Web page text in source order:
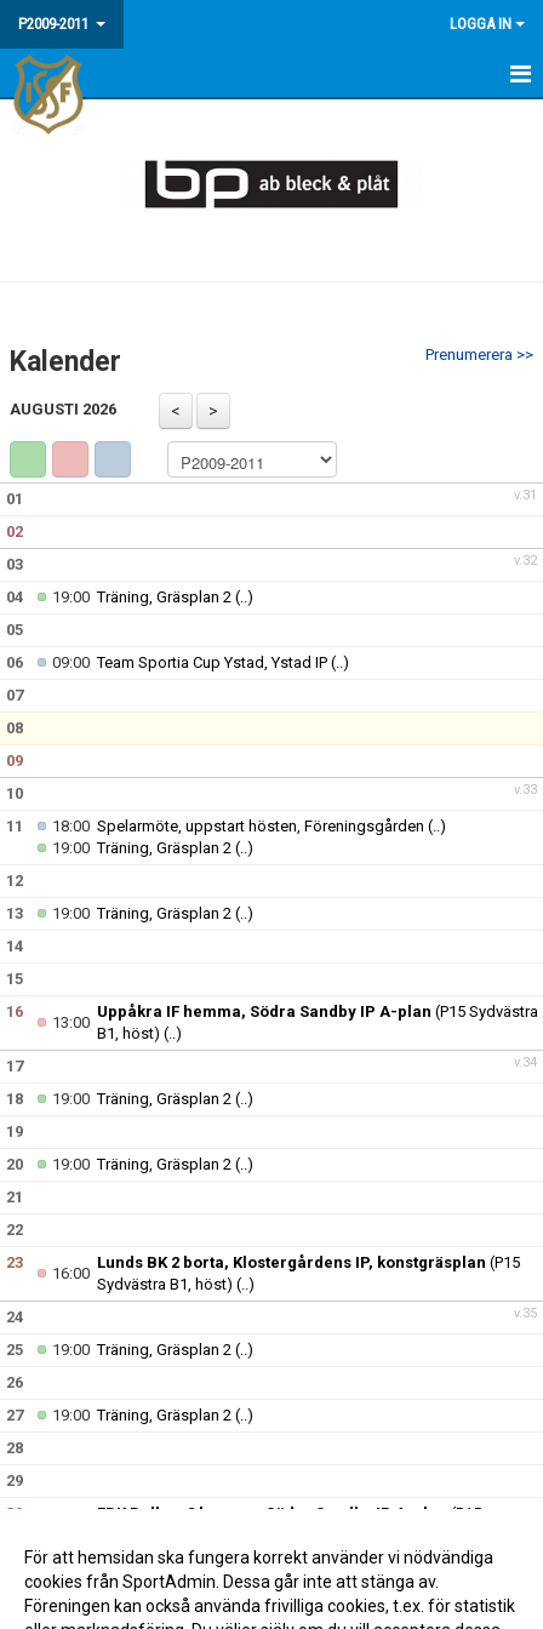
P2009-2011 LOGGA IN
HEM
KONTAKT
Prenumerera >>
Kalender
AUGUSTI 2026
v.31
01
02
v.32
03
04
19:00Träning, Gräsplan 2 (..)
05
06
09:00Team Sportia Cup Ystad, Ystad IP (..)
07
08
09
v.33
10
11
18:00 Spelarmöte, uppstart hösten, Föreningsgården (..)
19:00Träning, Gräsplan 2 (..)
12
13
19:00Träning, Gräsplan 2 (..)
14
15
16
13:00
Uppåkra IF hemma, Södra Sandby IP A-plan (P15 Sydvästra
B1, höst) (..)
v.34
17
18
19:00Träning, Gräsplan 2 (..)
19
20
19:00Träning, Gräsplan 2 (..)
21
22
23
16:00
Lunds BK 2 borta, Klostergårdens IP, konstgräsplan (P15
Sydvästra B1, höst) (..)
v.35
24
25
19:00Träning, Gräsplan 2 (..)
26
27
19:00Träning, Gräsplan 2 (..)
28
29
30
FBK Balkan 2 hemma, Södra Sandby IP A-plan
(P15
För att hemsidan ska fungera korrekt använder vi nödvändiga
cookies från SportAdmin. Dessa går inte att stänga av.
Föreningen kan också använda frivilliga cookies, t.ex. för statistik